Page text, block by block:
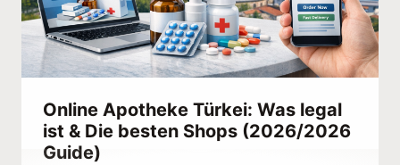
Online Apotheke Türkei: Was legal
ist & Die besten Shops (2026/2026
Guide)